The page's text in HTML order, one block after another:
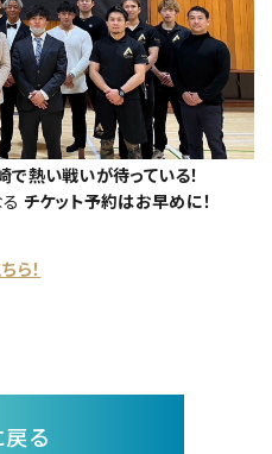
で熱い戦いが待っている！
チケット予約はお早めに！
ら！
る